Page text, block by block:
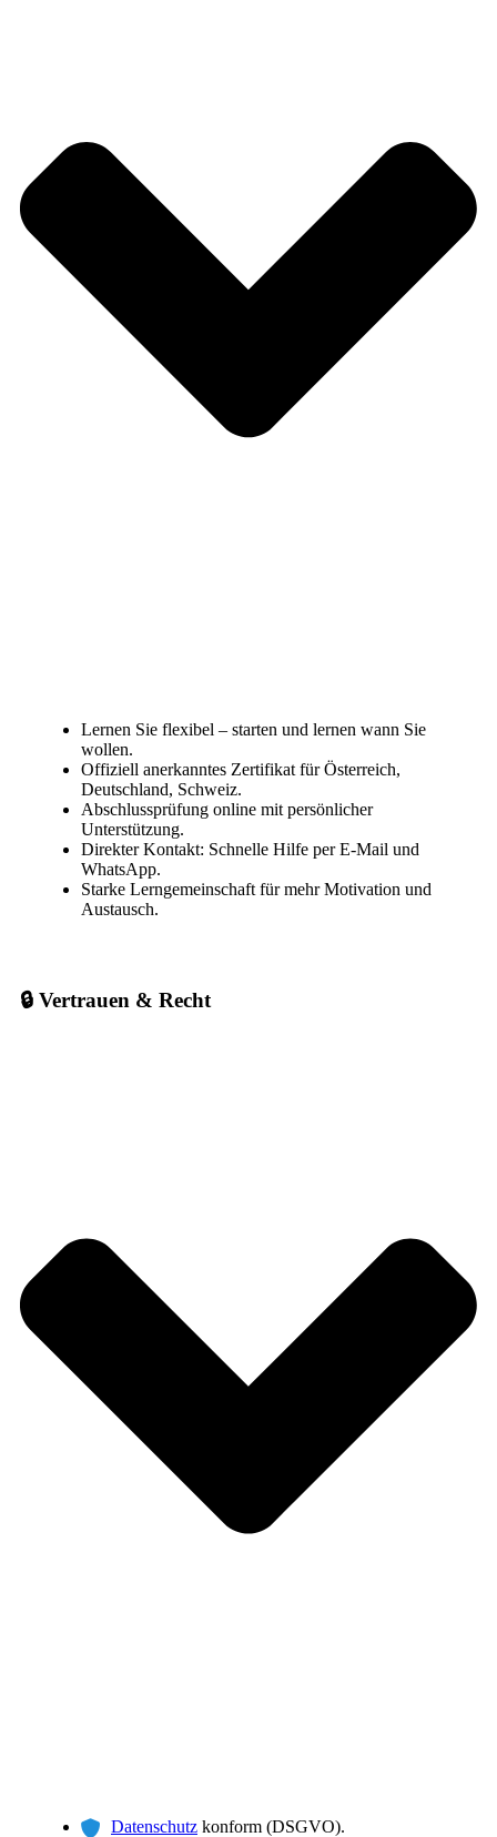
Lernen Sie flexibel – starten und lernen wann Sie
wollen.
Offiziell anerkanntes Zertifikat für Österreich,
Deutschland, Schweiz.
Abschlussprüfung online mit persönlicher
Unterstützung.
Direkter Kontakt: Schnelle Hilfe per E-Mail und
WhatsApp.
Starke Lerngemeinschaft für mehr Motivation und
Austausch.
🔒 Vertrauen & Recht
Datenschutz konform (DSGVO).